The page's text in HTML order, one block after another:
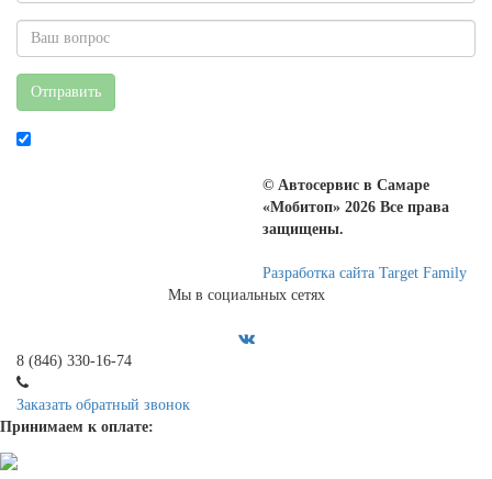
Отправить
© Автосервис в Самаре
«Мобитоп» 2026 Все права
защищены.
Разработка сайта Target Family
Мы в социальных сетях
8 (846) 330-16-74
Заказать обратный звонок
Принимаем к оплате: